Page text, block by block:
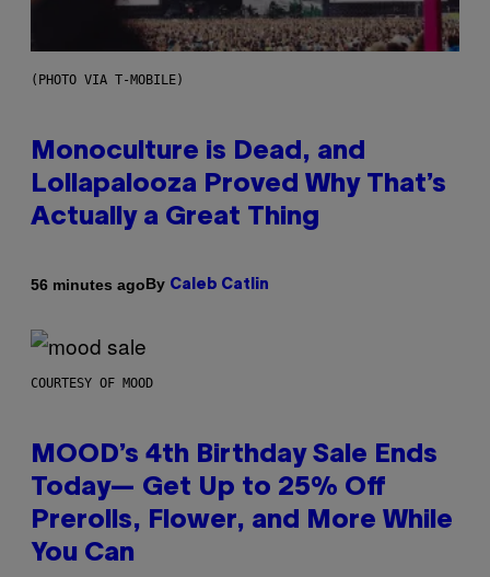
(PHOTO VIA T-MOBILE)
Monoculture is Dead, and
Lollapalooza Proved Why That’s
Actually a Great Thing
56 minutes agoBy Caleb Catlin
COURTESY OF MOOD
MOOD’s 4th Birthday Sale Ends
Today— Get Up to 25% Off
Prerolls, Flower, and More While
You Can